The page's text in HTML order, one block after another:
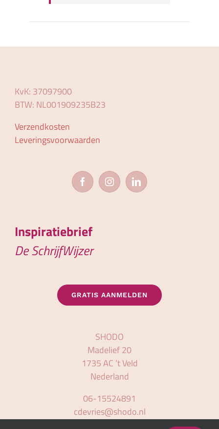
KvK: 37097900
BTW: NL001909235B23
Verzendkosten
Leveringsvoorwaarden
Inspiratiebrief
De SchrijfWijzer
GRATIS AANMELDEN
SHODO
Madelief 20
1735 AC ’t Veld
Nederland
06-15524891
cdevries@shodo.nl